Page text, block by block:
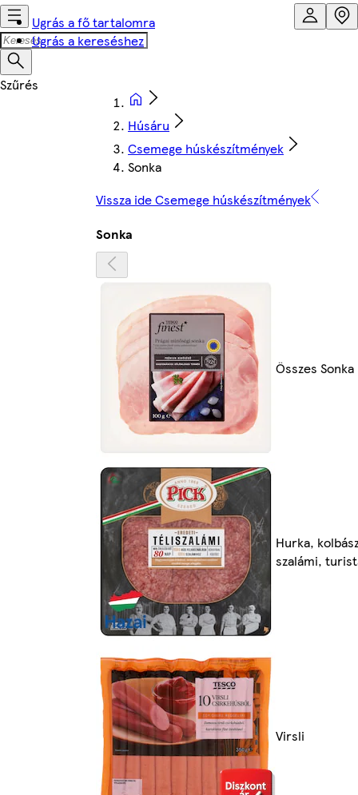
Ugrás a fő tartalomra
Ugrás a kereséshez
Húsáru
Csemege húskészítmények
Sonka
Vissza ide Csemege húskészítmények
Sonka
Összes Sonka
Hurka,
szalámi,
Virsli